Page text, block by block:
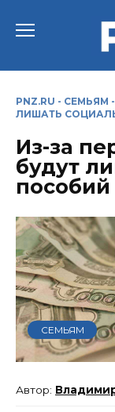
PNZ.RU - СЕМЬЯМ -
ЛИШАТЬ
Из-за
будут
пособий
СЕМЬЯМ